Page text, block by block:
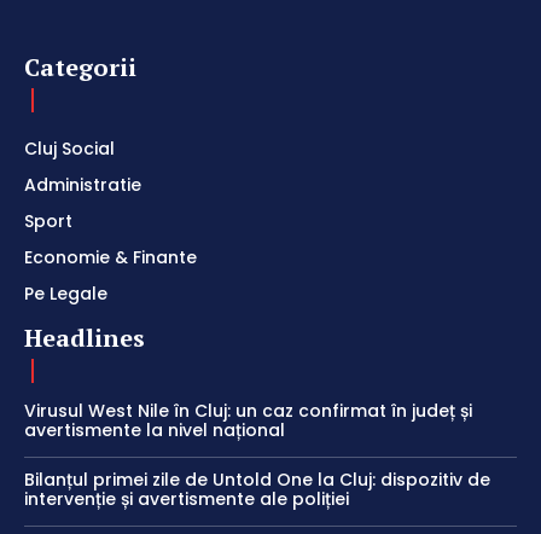
Categorii
Cluj Social
Administratie
Sport
Economie & Finante
Pe Legale
Headlines
Virusul West Nile în Cluj: un caz confirmat în județ și
avertismente la nivel național
Bilanțul primei zile de Untold One la Cluj: dispozitiv de
intervenție și avertismente ale poliției